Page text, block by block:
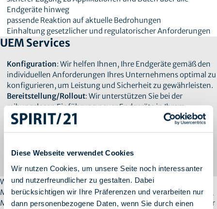
Diese Webseite verwendet Cookies
Wir nutzen Cookies, um unsere Seite noch interessanter
und nutzerfreundlicher zu gestalten. Dabei
berücksichtigen wir Ihre Präferenzen und verarbeiten nur
dann personenbezogene Daten, wenn Sie durch einen
Endgeräte hinweg
passende Reaktion auf aktuelle Bedrohungen
Einhaltung gesetzlicher und regulatorischer Anforderungen
UEM Services
Konfiguration: Wir helfen Ihnen, Ihre Endgeräte gemäß den
individuellen Anforderungen Ihres Unternehmens optimal zu
konfigurieren, um Leistung und Sicherheit zu gewährleisten.
Bereitstellung/Rollout: Wir unterstützen Sie bei der
reibungslosen Einführung neuer Endgeräte in Ihrem
Unternehmen, um Ausfallzeiten zu minimieren und den
Überwachung Ihrer Endgeräte, um sicherzustellen, dass sie
Sicherheitsstandards entsprechen.
Wenn Sie nach einem zuverlässigen Partner für Endpoint
Management suchen, der Ihnen höchste Sicherheitsstandards,
Mobilität und Flexibilität, sowie eine effiziente Verwaltung Ihrer